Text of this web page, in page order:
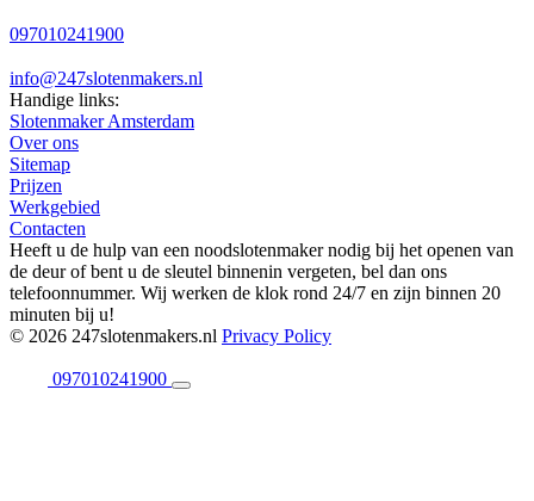
097010241900
info@247slotenmakers.nl
Handige links:
Slotenmaker Amsterdam
Over ons
Sitemap
Prijzen
Werkgebied
Contacten
Heeft u de hulp van een noodslotenmaker nodig bij het openen van
de deur of bent u de sleutel binnenin vergeten, bel dan ons
telefoonnummer. Wij werken de klok rond 24/7 en zijn binnen 20
minuten bij u!
© 2026 247slotenmakers.nl Privacy Policy
097010241900